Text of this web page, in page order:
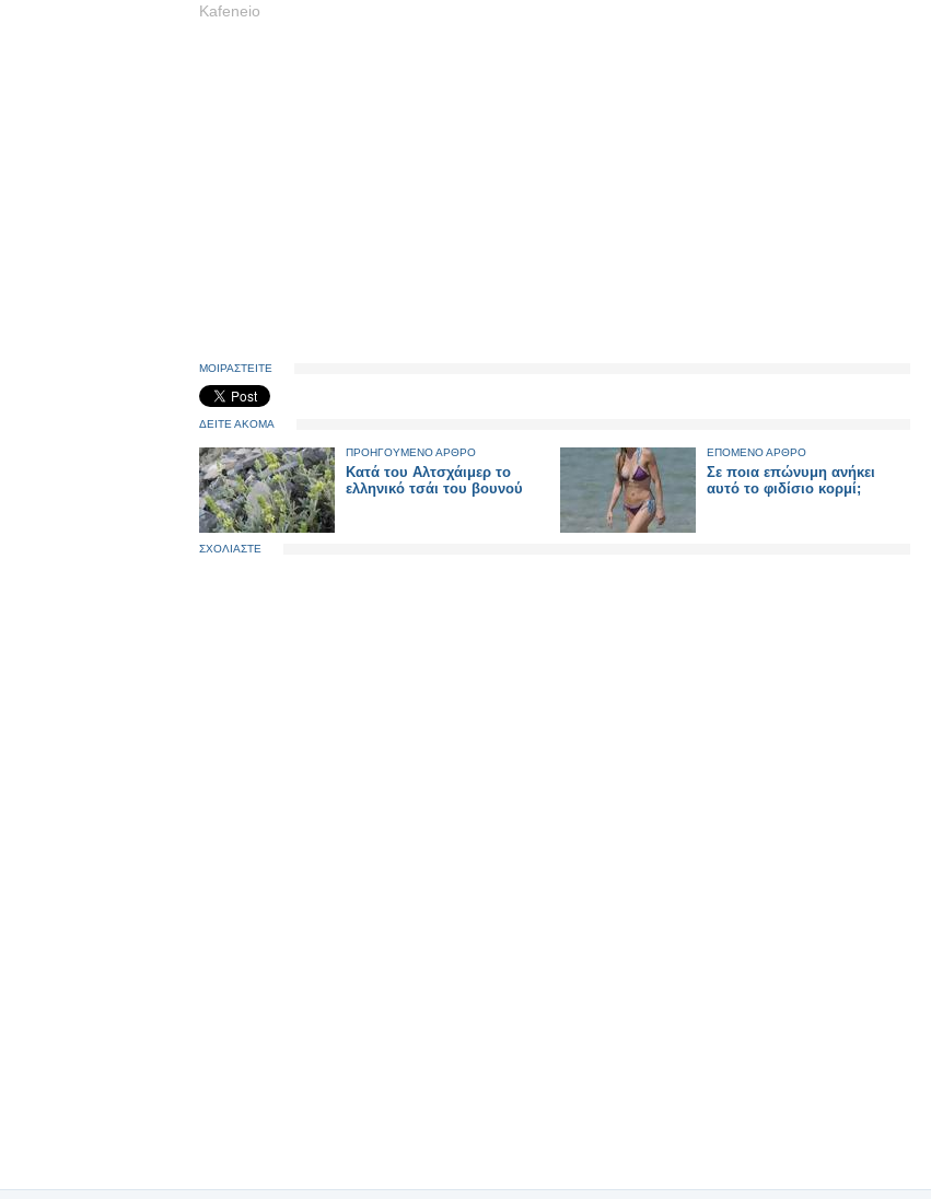
Kafeneio
ΜΟΙΡΑΣΤΕΙΤΕ
ΔΕΙΤΕ ΑΚΟΜΑ
ΠΡΟΗΓΟΥΜΕΝΟ ΑΡΘΡΟ
Kατά του Αλτσχάιμερ το
ελληνικό τσάι του βουνού
ΕΠΟΜΕΝΟ ΑΡΘΡΟ
Σε ποια επώνυμη ανήκει
αυτό το φιδίσιο κορμί;
ΣΧΟΛΙΑΣΤΕ